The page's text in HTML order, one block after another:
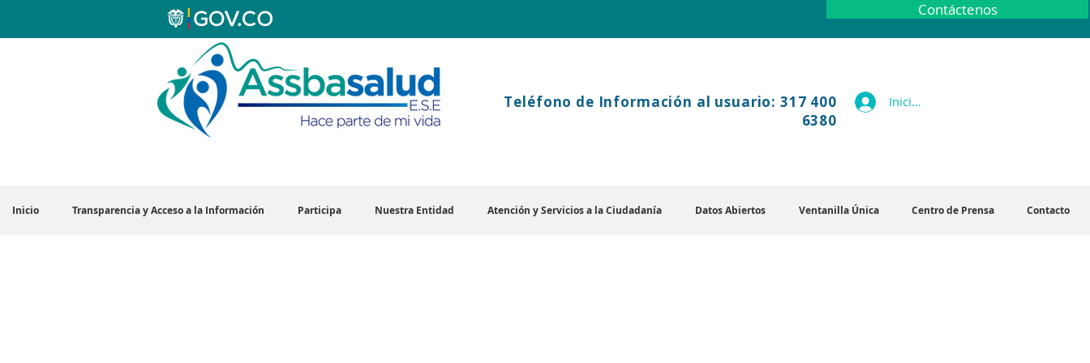
Contáctenos
Teléfono de Información al usuario: 317 400
6380
Iniciar sesión
Inicio Transparencia y Acceso a la Información Participa Nuestra Entidad Atención y Servicios a la Ciudadanía Datos Abiertos Ventanilla Única Centro de Prensa Contacto